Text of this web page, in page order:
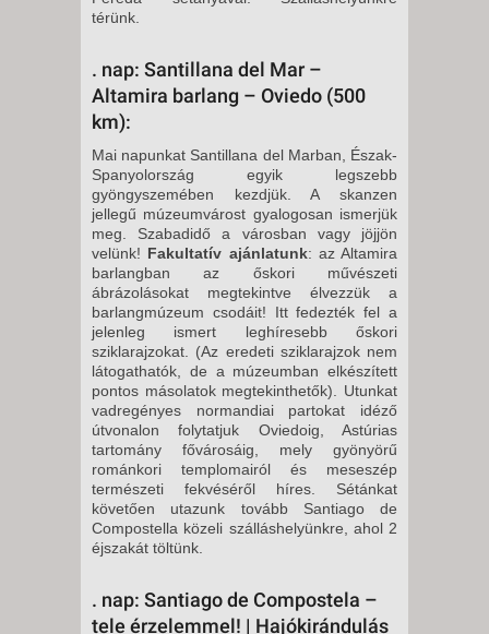
térünk.
. nap: Santillana del Mar –
Altamira barlang – Oviedo (500
km):
Mai napunkat Santillana del Marban, Észak-
Spanyolország egyik legszebb
gyöngyszemében kezdjük. A skanzen
jellegű múzeumvárost gyalogosan ismerjük
meg. Szabadidő a városban vagy jöjjön
velünk! Fakultatív ajánlatunk: az Altamira
barlangban az őskori művészeti
ábrázolásokat megtekintve élvezzük a
barlangmúzeum csodáit! Itt fedezték fel a
jelenleg ismert leghíresebb őskori
sziklarajzokat. (Az eredeti sziklarajzok nem
látogathatók, de a múzeumban elkészített
pontos másolatok megtekinthetők). Utunkat
vadregényes normandiai partokat idéző
útvonalon folytatjuk Oviedoig, Astúrias
tartomány fővárosáig, mely gyönyörű
románkori templomairól és meseszép
természeti fekvéséről híres. Sétánkat
követően utazunk tovább Santiago de
Compostella közeli szálláshelyünkre, ahol 2
éjszakát töltünk.
. nap: Santiago de Compostela –
tele érzelemmel! | Hajókirándulás